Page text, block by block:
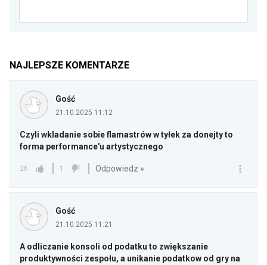
NAJLEPSZE KOMENTARZE
Gość
21.10.2025 11:12
Czyli wkladanie sobie flamastrów w tyłek za donejty to
forma performance'u artystycznego
26 1 Odpowiedz »
Gość
21.10.2025 11:21
A odliczanie konsoli od podatku to zwiększanie
produktywności zespołu, a unikanie podatkow od gry na